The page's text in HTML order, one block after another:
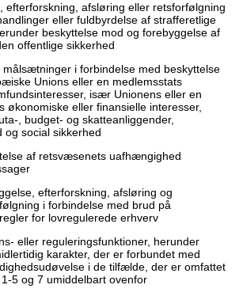
efterforskning, afsløring eller retsforfølgning
eller fuldbyrdelse af strafferetlige
beskyttelse mod og forebyggelse af
offentlige sikkerhed
målsætninger i forbindelse med beskyttelse
Unions eller en medlemsstats
især Unionens eller en
økonomiske eller finansielle interesser,
, budget- og skatteanliggender,
og social sikkerhed
af retsvæsenets uafhængighed
efterforskning, afsløring og
i forbindelse med brud på
for lovregulerede erhverv
eller reguleringsfunktioner, herunder
karakter, der er forbundet med
i de tilfælde, der er omfattet
5 og 7 umiddelbart ovenfor